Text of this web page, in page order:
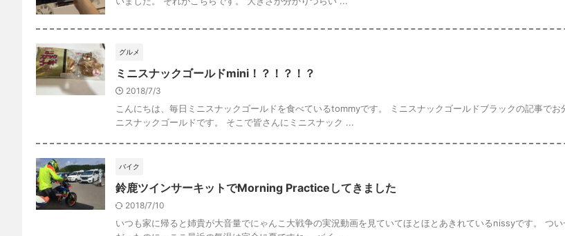
グルメ
ミニスナックゴールドmini！？！？！？
2018/7/3
こんにちは、毎日ミニスナックゴールドを食べているtommyです。 ミニスナックゴールドブラックの記事でお
ニスナックゴールドです。 そこで皆さんにミニスナック ...
バイク
鈴鹿ツインサーキットでMorning Practiceしてきました
2018/7/10
いつも家に帰ると姉貴が大音量でにゃんこ大戦争の実況動画を見ていてほとほとあきれているnissyです。 つ